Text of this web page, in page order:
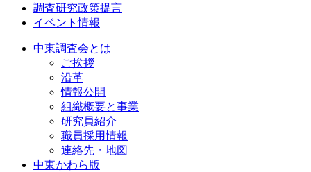
調査研究政策提言
イベント情報
中東調査会とは
ご挨拶
沿革
情報公開
組織概要と事業
研究員紹介
職員採用情報
連絡先・地図
中東かわら版